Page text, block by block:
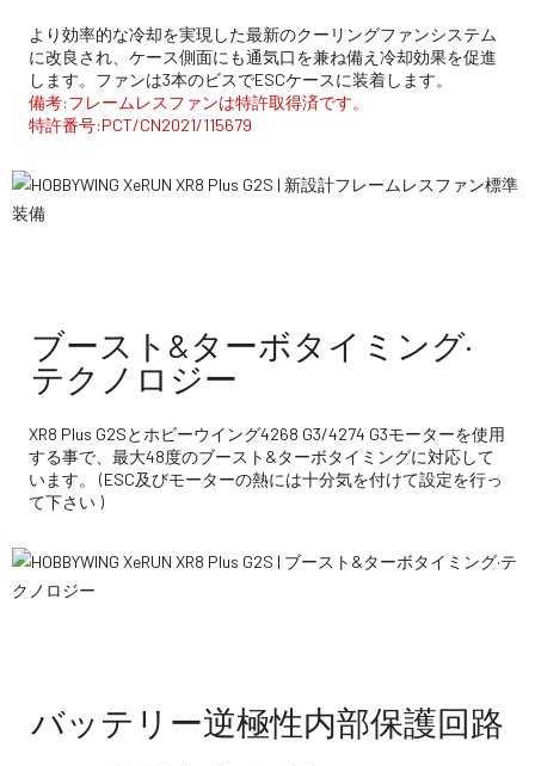
より効率的な冷却を実現した最新のクーリングファンシステム
に改良され、ケース側面にも通気口を兼ね備え冷却効果を促進
します。ファンは3本のビスでESCケースに装着します。
備考:フレームレスファンは特許取得済です。
特許番号:PCT/CN2021/115679
ブースト&ターボタイミング·
テクノロジー
XR8 Plus G2Sとホビーウイング4268 G3/4274 G3モーターを使用
する事で、最大48度のブースト&ターボタイミングに対応して
います。 (ESC及びモーターの熱には十分気を付けて設定を行っ
て下さい )
バッテリー逆極性内部保護回路